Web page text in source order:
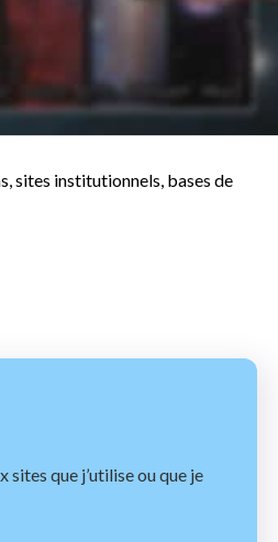
sites institutionnels, bases de
sites que j’utilise ou que je